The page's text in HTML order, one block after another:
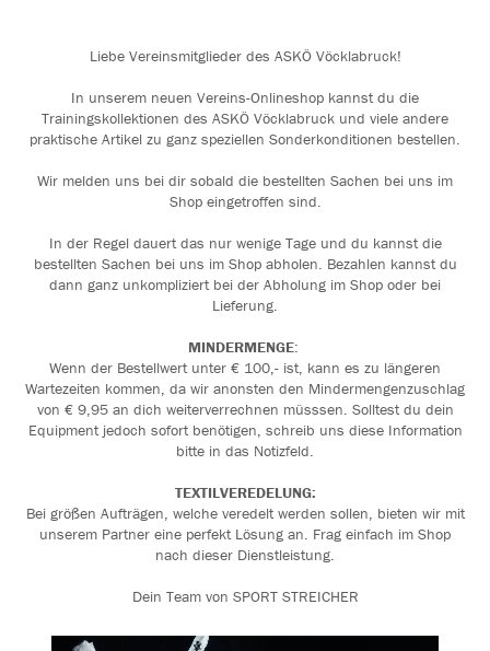
Liebe Vereinsmitglieder des ASKÖ Vöcklabruck!
In unserem neuen Vereins-Onlineshop kannst du die
Trainingskollektionen des ASKÖ Vöcklabruck und viele andere
praktische Artikel zu ganz speziellen Sonderkonditionen bestellen.
Wir melden uns bei dir sobald die bestellten Sachen bei uns im
Shop eingetroffen sind.
In der Regel dauert das nur wenige Tage und du kannst die
bestellten Sachen bei uns im Shop abholen. Bezahlen kannst du
dann ganz unkompliziert bei der Abholung im Shop oder bei
Lieferung.
MINDERMENGE:
Wenn der Bestellwert unter € 100,- ist, kann es zu längeren
Wartezeiten kommen, da wir anonsten den Mindermengenzuschlag
von € 9,95 an dich weiterverrechnen müsssen. Solltest du dein
Equipment jedoch sofort benötigen, schreib uns diese Information
bitte in das Notizfeld.
TEXTILVEREDELUNG:
Bei größen Aufträgen, welche veredelt werden sollen, bieten wir mit
unserem Partner eine perfekt Lösung an. Frag einfach im Shop
nach dieser Dienstleistung.
Dein Team von SPORT STREICHER